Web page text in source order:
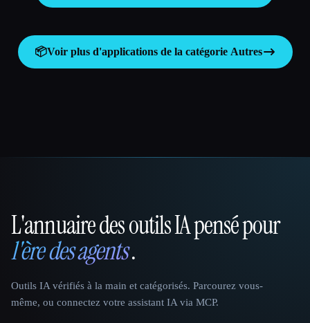
📦Voir plus d'applications de la catégorie Autres
That AI Collection
L'annuaire des outils IA pensé pour
l'ère des agents.
Outils IA vérifiés à la main et catégorisés. Parcourez vous-
même, ou connectez votre assistant IA via MCP.